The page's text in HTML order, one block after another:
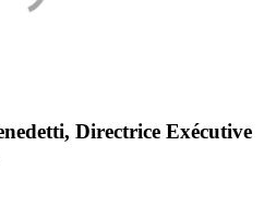
Directrice Exécutive